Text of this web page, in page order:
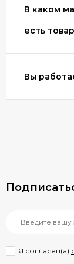
повышенной
которые не
форму
Сверху
аксессуар
В каком
есть
Вы
Я согласен(a)